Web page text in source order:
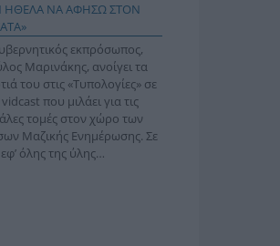
ΗΘΕΛΑ ΝΑ ΑΦΗΣΩ ΣΤΟΝ
εκπρόσωπος,
Μαρινάκης, ανοίγει τα
του στις «Τυπολογίες» σε
που μιλάει για τις
τομές στον χώρο των
Μαζικής Ενημέρωσης. Σε
όλης της ύλης